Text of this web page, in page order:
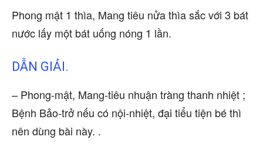
Phong mật 1 thìa, Mang tiêu nửa thìa sắc với 3 bát
nước lấy một bát uống nóng 1 lần.
DẪN GIẢI.
– Phong-mật, Mang-tiêu nhuận tràng thanh nhiệt ;
Bệnh Bảo-trở nếu có nội-nhiệt, đại tiểu tiện bé thì
nên dùng bài này. .